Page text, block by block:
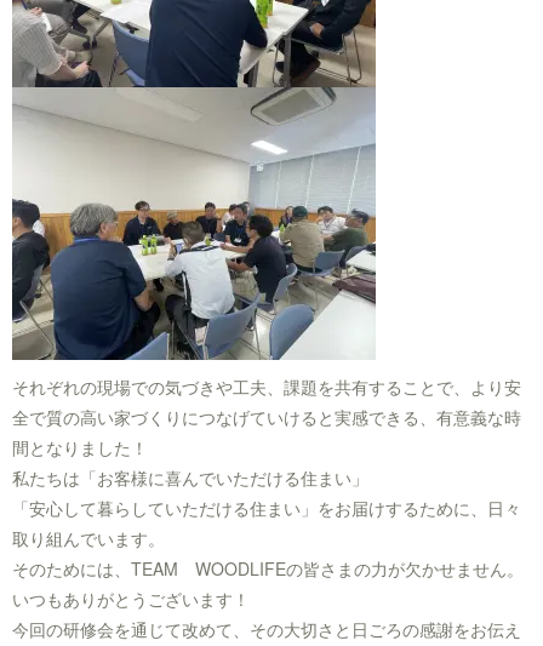
それぞれの現場での気づきや工夫、課題を共有することで、より安
全で質の高い家づくりにつなげていけると実感できる、有意義な時
間となりました！
私たちは「お客様に喜んでいただける住まい」
「安心して暮らしていただける住まい」をお届けするために、日々
取り組んでいます。
そのためには、TEAM WOODLIFEの皆さまの力が欠かせません。
いつもありがとうございます！
今回の研修会を通じて改めて、その大切さと日ごろの感謝をお伝え